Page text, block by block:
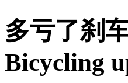
多亏了刹
Bicycling